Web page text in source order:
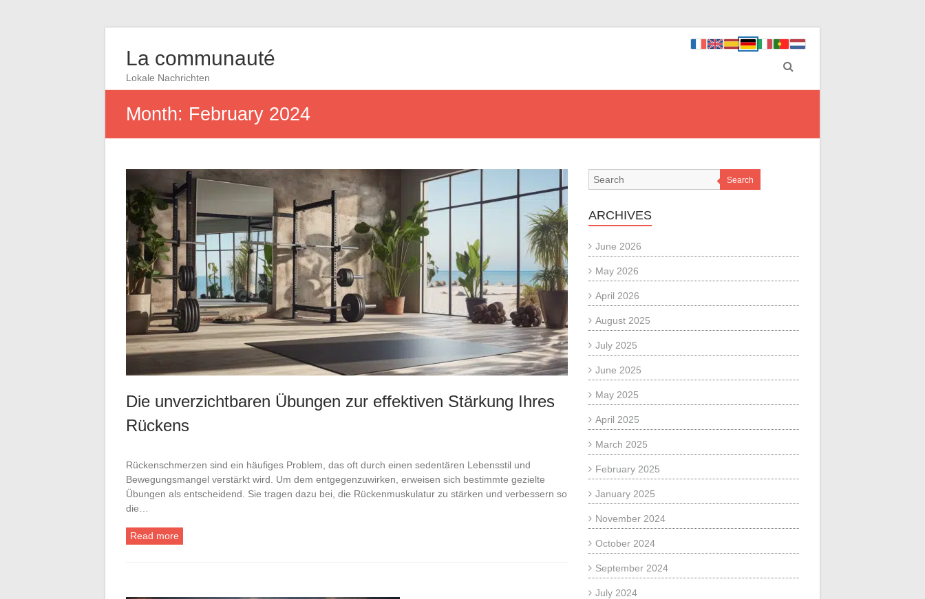
La communauté
Lokale Nachrichten
Month: February 2024
Die unverzichtbaren Übungen zur effektiven Stärkung Ihres
Rückens
Rückenschmerzen sind ein häufiges Problem, das oft durch einen sedentären Lebensstil und
Bewegungsmangel verstärkt wird. Um dem entgegenzuwirken, erweisen sich bestimmte gezielte
Übungen als entscheidend. Sie tragen dazu bei, die Rückenmuskulatur zu stärken und verbessern so
die…
Read more
Search
ARCHIVES
June 2026
May 2026
April 2026
August 2025
July 2025
June 2025
May 2025
April 2025
March 2025
February 2025
January 2025
November 2024
October 2024
September 2024
July 2024